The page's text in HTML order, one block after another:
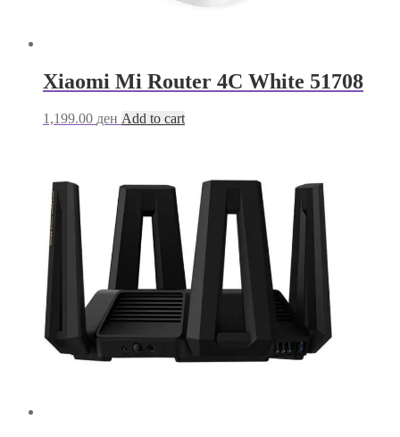
Xiaomi Mi Router 4C White 51708
1,199.00 ден Add to cart